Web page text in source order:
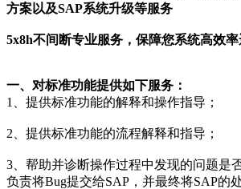
方案以及SAP系统升级等服务
5x8h不间断专业服务，保障您系统高效
一、对标准功能提供如下服务：
1、提供标准功能的解释和操作指导；
2、提供标准功能的流程解释和指导；
3、帮助并诊断操作过程中发现的问题是
负责将Bug提交给SAP，并最终将SAP的